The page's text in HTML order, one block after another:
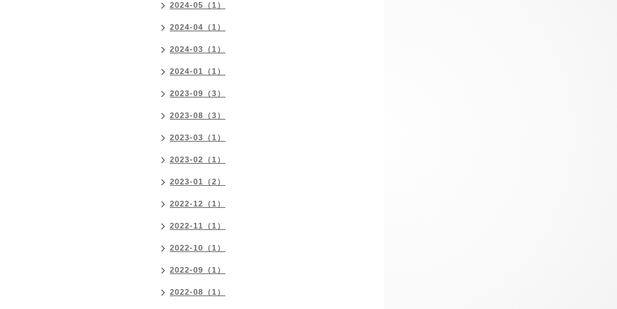
2024-05（1）
2024-04（1）
2024-03（1）
2024-01（1）
2023-09（3）
2023-08（3）
2023-03（1）
2023-02（1）
2023-01（2）
2022-12（1）
2022-11（1）
2022-10（1）
2022-09（1）
2022-08（1）